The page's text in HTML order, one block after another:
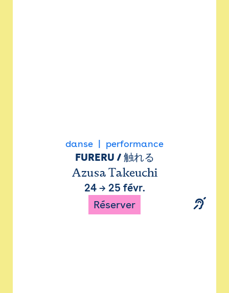
danse performance
FURERU / 触れる
Azusa Takeuchi
24→ 25 févr.
Réserver